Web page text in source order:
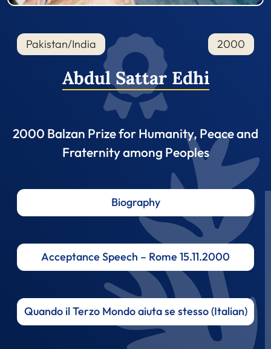
Pakistan/India 2000
Abdul Sattar Edhi
2000 Balzan Prize for Humanity, Peace and
Fraternity among Peoples
Biography
Acceptance Speech – Rome 15.11.2000
Quando il Terzo Mondo aiuta se stesso (Italian)